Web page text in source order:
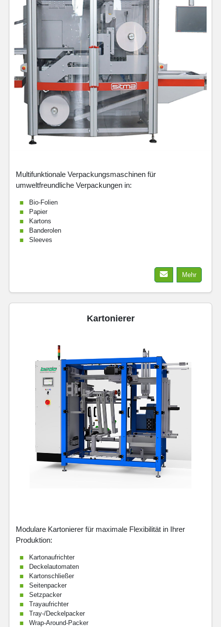
Multifunktionale Verpackungsmaschinen für
umweltfreundliche Verpackungen in:
Bio-Folien
Papier
Kartons
Banderolen
Sleeves
Mehr
Kartonierer
Modulare Kartonierer für maximale Flexibilität in Ihrer
Produktion:
Kartonaufrichter
Deckelautomaten
Kartonschließer
Seitenpacker
Setzpacker
Trayaufrichter
Tray-/Deckelpacker
Wrap-Around-Packer